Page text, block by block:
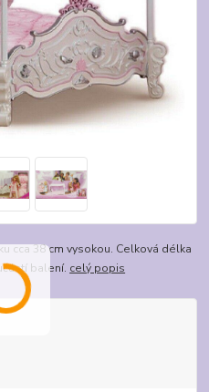
cca 38 cm vysokou. Celková délka
balení. celý popis